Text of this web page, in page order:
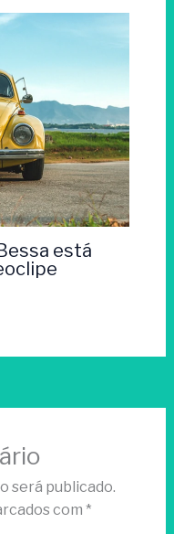
está
será publicado.
com *